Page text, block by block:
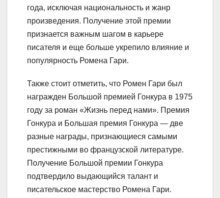
года, исключая национальность и жанр
произведения. Получение этой премии
признается важным шагом в карьере
писателя и еще больше укрепило влияние и
популярность Ромена Гари.
Также стоит отметить, что Ромен Гари был
награжден Большой премией Гонкура в 1975
году за роман «Жизнь перед нами». Премия
Гонкура и Большая премия Гонкура — две
разные награды, признающиеся самыми
престижными во французской литературе.
Получение Большой премии Гонкура
подтвердило выдающийся талант и
писательское мастерство Ромена Гари.